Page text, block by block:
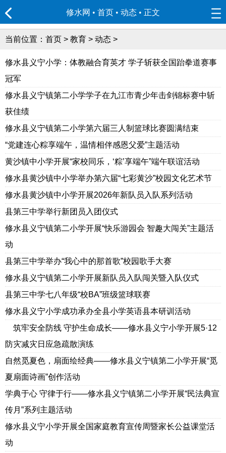
修水网 • 首页 • 动态 • 正文
当前位置： 首页 > 教育 > 动态 >
修水县义宁小学：体教融合育英才 学子斩获全国跆拳道赛事
冠军
修水县义宁镇第二小学学子在九江市青少年击剑锦标赛中斩
获佳绩
修水县义宁镇第二小学第六届三人制篮球比赛圆满结束
“党建连心粽享端午，温情相伴感恩父爱”主题活动
黄沙镇中小学开展“家校同乐，‘粽’享端午”端午联谊活动
修水县黄沙镇中小学举办第六届“七彩黄沙”校园文化艺术节
修水县黄沙镇中小学开展2026年新队员入队系列活动
县第三中学举行新团员入团仪式
修水县义宁镇第二小学开展“快乐游园会 智趣大闯关”主题活
动
县第三中学举办“我心中的那首歌”校园歌手大赛
修水县义宁镇第二小学开展新队员入队闯关暨入队仪式
县第三中学七八年级“校BA”班级篮球联赛
修水县义宁小学成功承办全县小学英语县本研训活动
筑牢安全防线 守护生命成长——修水县义宁小学开展5·12
防灾减灾日应急疏散演练
自然觅夏色，扇面绘经典——修水县义宁镇第二小学开展“觅
夏扇面诗画”创作活动
学典于心 守律于行——修水县义宁镇第二小学开展“民法典宣
传月”系列主题活动
修水县义宁小学开展全国家庭教育宣传周暨家长公益课堂活
动